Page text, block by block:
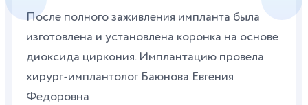
После полного заживления импланта была
изготовлена и установлена коронка на основе
диоксида циркония. Имплантацию провела
хирург-имплантолог Баюнова Евгения
Фёдоровна